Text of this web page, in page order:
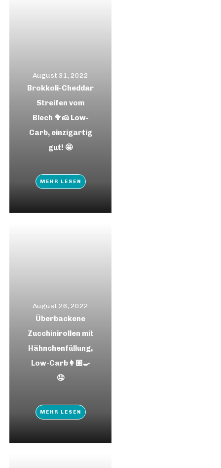
August 31, 2022
Brokkoli-Cheddar
Streifen vom
Blech 🥦🧀 Low-
Carb, einzigartig
gut! 🤩
MEHR LESEN
August 26, 2022
Überbackene
Zucchinirollen mit
Hähnchenfüllung,
Low-Carb👩🏼‍🍳
🤤
MEHR LESEN